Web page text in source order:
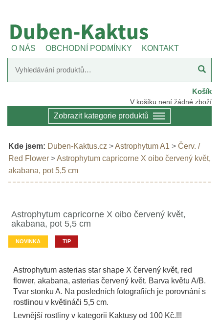
O NÁS OBCHODNÍ PODMÍNKY KONTAKT
Košík
V košíku není žádné zboží
Zobrazit kategorie produktů
Kde jsem: Duben-Kaktus.cz >Astrophytum A1 > Červ. /
Red Flower >Astrophytum capricorne X oibo červený květ,
akabana, pot 5,5 cm
Astrophytum capricorne X oibo červený květ,
akabana, pot 5,5 cm
NOVINKA TIP
Astrophytum asterias star shape X červený květ, red
flower, akabana, asterias červený květ. Barva květu A/B.
Tvar stonku A. Na posledních fotografiích je porovnání s
rostlinou v květináči 5,5 cm.
Levnější rostliny v kategorii Kaktusy od 100 Kč.!!!